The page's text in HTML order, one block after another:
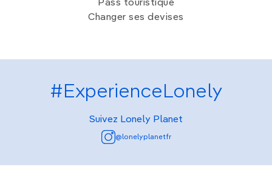
Pass touristique
Changer ses devises
#ExperienceLonely
Suivez Lonely Planet
@lonelyplanetfr